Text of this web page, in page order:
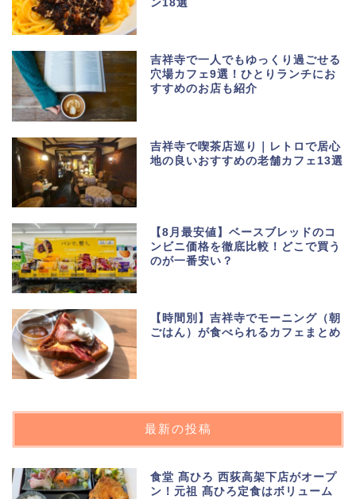
ン18選
吉祥寺で一人でもゆっくり過ごせる
穴場カフェ9選！ひとりランチにお
すすめのお店も紹介
吉祥寺で喫茶店巡り｜レトロで居心
地の良いおすすめの老舗カフェ13選
【8月最安値】ベースブレッドのコ
ンビニ価格を徹底比較！どこで買う
のが一番安い？
【時間別】吉祥寺でモーニング（朝
ごはん）が食べられるカフェまとめ
最新の投稿
食堂 髙ひろ 西荻高架下店がオープ
ン！元祖 髙ひろ定食はボリューム